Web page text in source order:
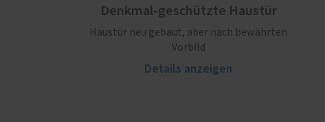
Denkmal-geschützte Haustür
Haustür neu gebaut, aber nach bewährten
Vorbild
Details anzeigen